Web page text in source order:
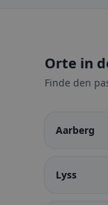
Orte in
Finde den
Aarberg
Lyss